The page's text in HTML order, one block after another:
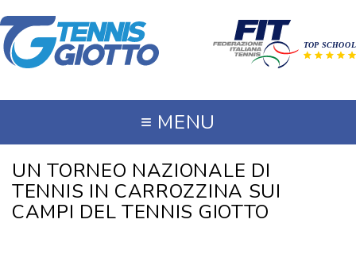
≡ MENU
UN TORNEO NAZIONALE DI
TENNIS IN CARROZZINA SUI
CAMPI DEL TENNIS GIOTTO